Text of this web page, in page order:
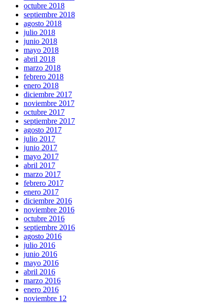
octubre 2018
septiembre 2018
agosto 2018
julio 2018
junio 2018
mayo 2018
abril 2018
marzo 2018
febrero 2018
enero 2018
diciembre 2017
noviembre 2017
octubre 2017
septiembre 2017
agosto 2017
julio 2017
junio 2017
mayo 2017
abril 2017
marzo 2017
febrero 2017
enero 2017
diciembre 2016
noviembre 2016
octubre 2016
septiembre 2016
agosto 2016
julio 2016
junio 2016
mayo 2016
abril 2016
marzo 2016
enero 2016
noviembre 12